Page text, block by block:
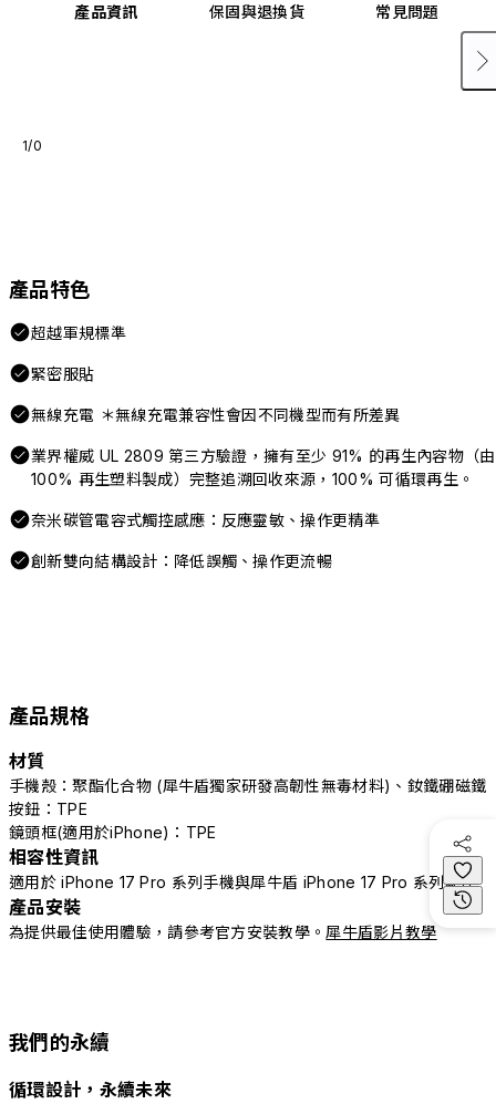
產品資訊 保固與退換貨 常見問題
1/0
產品特色
超越軍規標準
緊密服貼
無線充電 ＊無線充電兼容性會因不同機型而有所差異
業界權威 UL 2809 第三方驗證，擁有至少 91% 的再生內容物（由
100% 再生塑料製成）完整追溯回收來源，100% 可循環再生。
奈米碳管電容式觸控感應：反應靈敏、操作更精準
創新雙向結構設計：降低誤觸、操作更流暢
產品規格
材質
手機殼：聚酯化合物 (犀牛盾獨家研發高韌性無毒材料)、釹鐵硼磁鐵
按鈕：TPE
鏡頭框(適用於iPhone)：TPE
相容性資訊
適用於 iPhone 17 Pro 系列手機與犀牛盾 iPhone 17 Pro 系列配件
產品安裝
為提供最佳使用體驗，請參考官方安裝教學。 犀牛盾影片教學
我們的永續
循環設計，永續未來